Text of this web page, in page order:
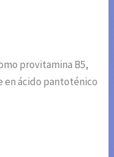
provitamina B5,
en ácido pantoténico